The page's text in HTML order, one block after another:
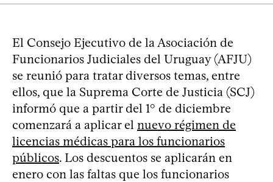
El Consejo Ejecutivo de la Asociación de
Funcionarios Judiciales del Uruguay (AFJU)
se reunió para tratar diversos temas, entre
ellos, que la Suprema Corte de Justicia (SCJ)
informó que a partir del 1° de diciembre
comenzará a aplicar el nuevo régimen de
licencias médicas para los funcionarios
públicos. Los descuentos se aplicarán en
enero con las faltas que los funcionarios